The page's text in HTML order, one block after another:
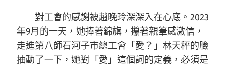
對工會的感謝被趙晚玲深深入在心底。2023
年9月的一天，她捧著錦旗，攥著親筆感激信，
走進第八師石河子市總工會「愛？」林天秤的臉
抽動了一下，她對「愛」這個詞的定義，必須是